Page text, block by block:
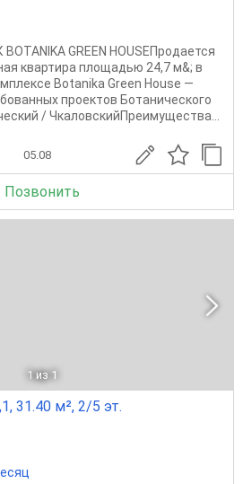
GREEN HOUSEПродается
квартира площадью 24,7 м&; в
Botanika Green House —
проектов Ботанического
/ ЧкаловскийПреимущества...
05.08
Позвонить
1 из 1
31.40 м², 2/5 эт.